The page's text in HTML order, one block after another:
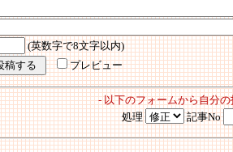
(英数字で8文字以内)
プレビュー
- 以下のフォームから自分
処理
記事No